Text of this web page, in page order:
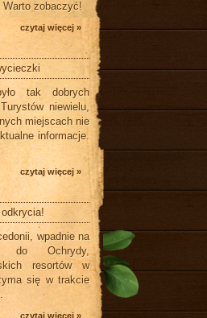
Warto zobaczyć!
czytaj więcej »
tak dobrych
niewielu,
miejscach nie
informacje.
czytaj więcej »
wpadnie na
do Ochrydy,
resortów w
się w trakcie